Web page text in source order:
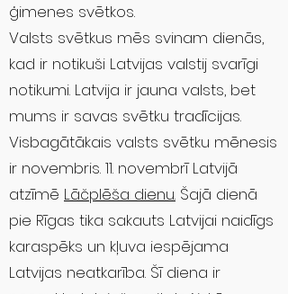
ģimenes svētkos.
Valsts svētkus mēs svinam dienās,
kad ir notikuši Latvijas valstij svarīgi
notikumi. Latvija ir jauna valsts, bet
mums ir savas svētku tradīcijas.
Visbagātākais valsts svētku mēnesis
ir novembris. 11. novembrī Latvijā
atzīmē Lāčplēša dienu. Šajā dienā
pie Rīgas tika sakauts Latvijai naidīgs
karaspēks un kļuva iespējama
Latvijas neatkarība. Šī diena ir